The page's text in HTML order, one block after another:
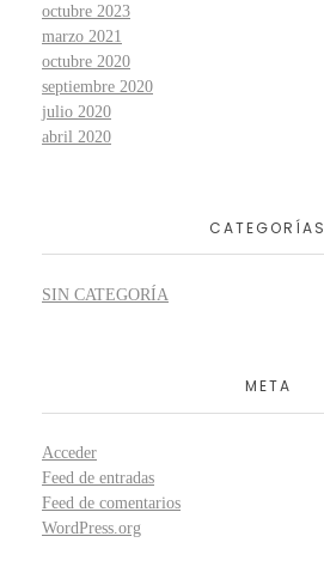
octubre 2023
marzo 2021
octubre 2020
septiembre 2020
julio 2020
abril 2020
CATEGORÍAS
SIN CATEGORÍA
META
Acceder
Feed de entradas
Feed de comentarios
WordPress.org